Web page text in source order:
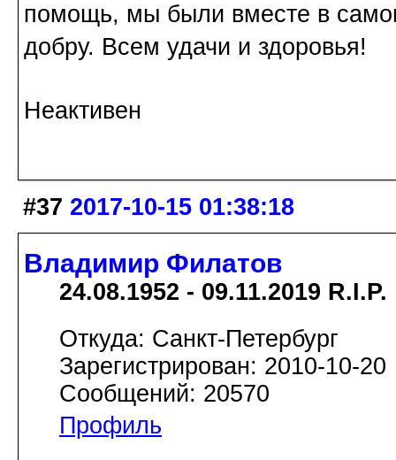
помощь, мы были вместе в
добру. Всем удачи и здоровья!
Неактивен
#37 2017-10-15 01:38:18
Владимир Филатов
24.08.1952 - 09.11.2019 R.I.P.
Откуда: Санкт-Петербург
Зарегистрирован: 2010-10-20
Сообщений: 20570
Профиль